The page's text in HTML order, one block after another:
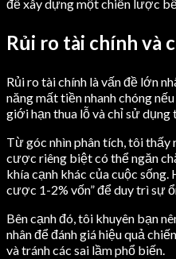
để xây dựng một chiến lược
Rủi ro tài chính và
Rủi ro tài chính là vấn đề lớn
năng mất tiền nhanh chóng
giới hạn thua lỗ và chỉ sử
Từ góc nhìn phân tích, tôi thấy
cược riêng biệt có thể ngăn
khía cạnh khác của cuộc sống.
cược 1-2% vốn” để duy trì sự
Bên cạnh đó, tôi khuyên bạn
nhân để đánh giá hiệu quả
và tránh các sai lầm phổ biến.